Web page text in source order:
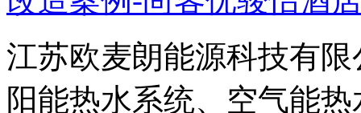
江苏欧麦朗能源科技有
阳能热水系统、空气能